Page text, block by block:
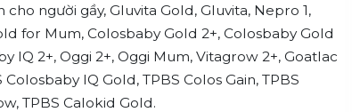
người gầy, Gluvita Gold, Gluvita, Nepro 1,
for Mum, Colosbaby Gold 2+, Colosbaby Gold
IQ 2+, Oggi 2+, Oggi Mum, Vitagrow 2+, Goatlac
IQ Gold, TPBS Colos Gain, TPBS
TPBS Calokid Gold.